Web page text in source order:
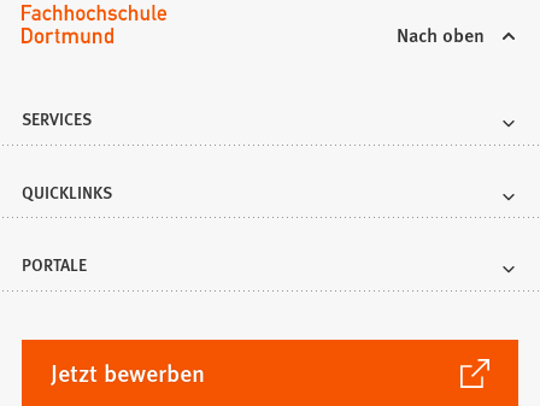
Nach oben
SERVICES
QUICKLINKS
PORTALE
Jetzt bewerben
(Öffnet